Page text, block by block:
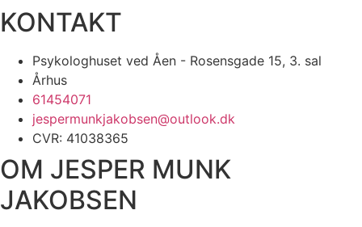
KONTAKT
Psykologhuset ved Åen - Rosensgade 15, 3. sal
Århus
61454071
jespermunkjakobsen@outlook.dk
CVR: 41038365
OM JESPER MUNK
JAKOBSEN